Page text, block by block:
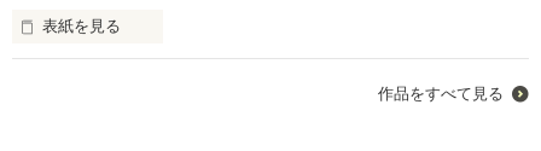
表紙を見る
作品をすべて見る